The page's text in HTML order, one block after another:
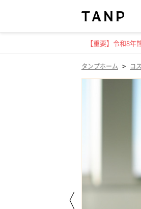
【重要】令和8
タンプホーム > コ